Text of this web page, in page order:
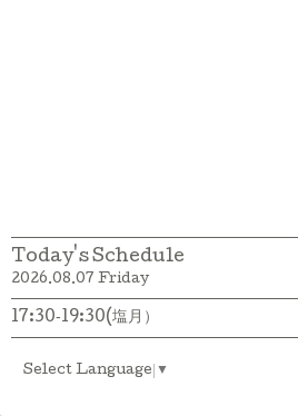
Today's Schedule
2026.08.07 Friday
17:30‐19:30(塩月）
Select Language ▼